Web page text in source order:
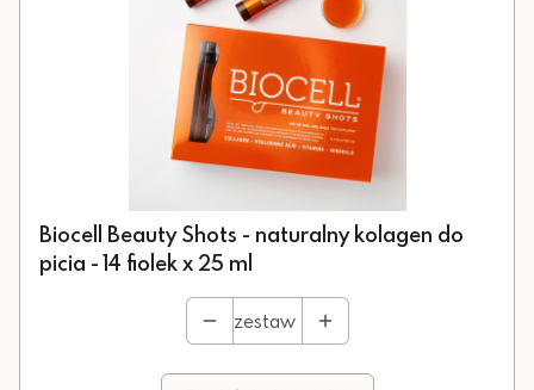
Biocell Beauty Shots - naturalny kolagen do
picia - 14 fiolek x 25 ml
zestaw